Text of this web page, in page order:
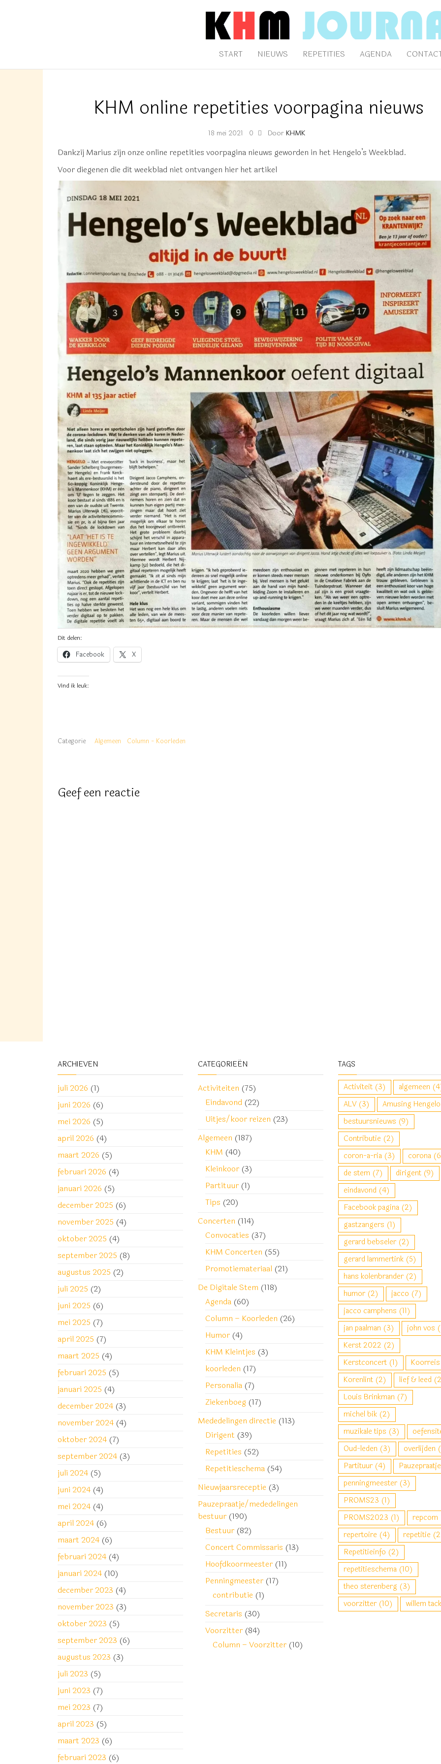
KHM JOURNAAL
Nieuwsberichten van het Koninklijk Hengelo's Mannenkoor
START NIEUWS REPETITIES AGENDA
KHM online repetities voorpagina nieuws
18 mei 2021 0 Door KHMK
Dankzij Marius zijn onze online repetities voorpagina nieuws geworden in het Hengelo’s Weekblad.
Voor diegenen die dit weekblad niet ontvangen hier het artikel
Dit delen:
Facebook X
Vind ik leuk:
Categorie Algemeen Column - Koorleden
Geef een reactie
ARCHIEVEN
juli 2026 (1)
juni 2026 (6)
mei 2026 (5)
april 2026 (4)
maart 2026 (5)
februari 2026 (4)
januari 2026 (5)
december 2025 (6)
november 2025 (4)
oktober 2025 (4)
september 2025 (8)
augustus 2025 (2)
juli 2025 (2)
juni 2025 (6)
mei 2025 (7)
april 2025 (7)
maart 2025 (4)
februari 2025 (5)
januari 2025 (4)
december 2024 (3)
november 2024 (4)
oktober 2024 (7)
september 2024 (3)
juli 2024 (5)
juni 2024 (4)
mei 2024 (4)
april 2024 (6)
maart 2024 (6)
februari 2024 (4)
januari 2024 (10)
december 2023 (4)
november 2023 (3)
oktober 2023 (5)
september 2023 (6)
augustus 2023 (3)
juli 2023 (5)
juni 2023 (7)
mei 2023 (7)
april 2023 (5)
maart 2023 (6)
februari 2023 (6)
CATEGORIEËN
Activiteiten (75)
Eindavond (22)
Uitjes/koor reizen (23)
Algemeen (187)
KHM (40)
Kleinkoor (3)
Partituur (1)
Tips (20)
Concerten (114)
Convocaties (37)
KHM Concerten (55)
Promotiemateriaal (21)
De Digitale Stem (118)
Agenda (60)
Column – Koorleden (26)
Humor (4)
KHM Kleintjes (3)
koorleden (17)
Personalia (7)
Ziekenboeg (17)
Mededelingen directie (113)
Dirigent (39)
Repetities (52)
Repetitieschema (54)
Nieuwjaarsreceptie (3)
Pauzepraatje/mededelingen
bestuur (190)
Bestuur (82)
Concert Commissaris (13)
Hoofdkoormeester (11)
Penningmeester (17)
contributie (1)
Secretaris (30)
Voorzitter (84)
Column – Voorzitter (10)
TAGS
Activiteit (3) algemeen
ALV(3) Amusing Hengelo
bestuursnieuws (9)
Contributie (2)
coron-a-ria (3) corona
de stem (7) dirigent (9)
eindavond (4)
Facebook pagina (2)
gastzangers (1)
gerard bebseler (2)
gerard lammertink (5)
hans kolenbrander (2)
humor (2) jacco (7)
jacco camphens (11)
jan paalman (3) john vos
Kerst 2022 (2)
Kerstconcert (1) Koorreis
Korenlint (2) lief & leed
Louis Brinkman (7)
michel bik (2)
muzikale tips (3)
Oud-leden (3) overlijden
Partituur (4)
Pauzepraatje
penningmeester (3)
PROMS23 (1)
PROMS2023 (1) repcom
repertoire (4) repetitie
Repetitieinfo (2)
repetitieschema (10)
theo sterenberg (3)
voorzitter (10) willem tack